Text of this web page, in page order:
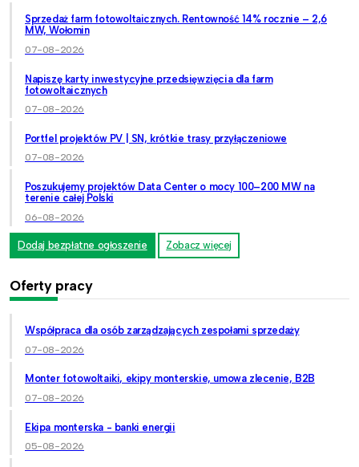
Sprzedaż farm fotowoltaicznych. Rentowność 14% rocznie – 2,6
MW, Wołomin
07-08-2026
Napiszę karty inwestycyjne przedsięwzięcia dla farm
fotowoltaicznych
07-08-2026
Portfel projektów PV | SN, krótkie trasy przyłączeniowe
07-08-2026
Poszukujemy projektów Data Center o mocy 100–200 MW na
terenie całej Polski
06-08-2026
Dodaj bezpłatne ogłoszenie Zobacz więcej
Oferty pracy
Współpraca dla osób zarządzających zespołami sprzedaży
07-08-2026
Monter fotowoltaiki, ekipy monterskie, umowa zlecenie, B2B
07-08-2026
Ekipa monterska - banki energii
05-08-2026